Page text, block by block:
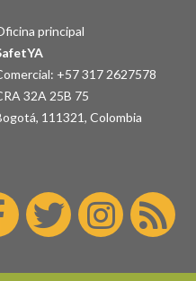
principal
+57 317 2627578
32A 25B 75
, 111321, Colombia